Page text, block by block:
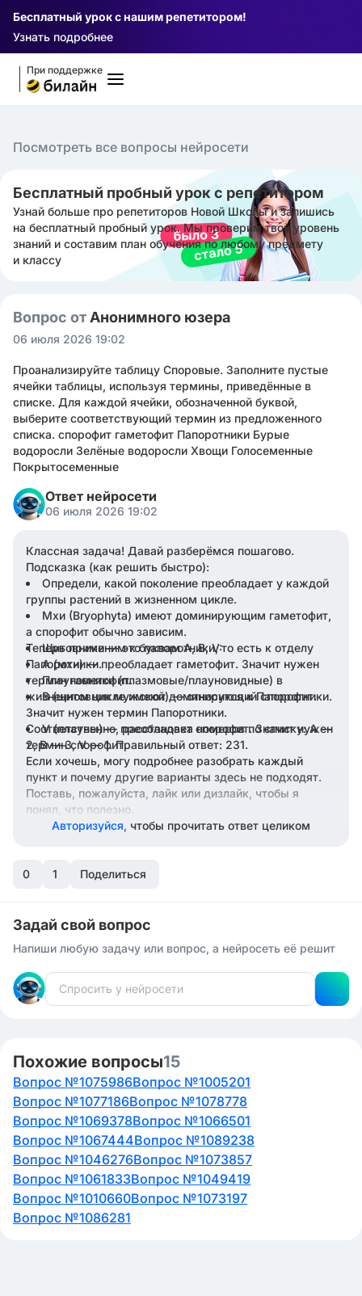
Бесплатный урок с нашим репетитором!
Узнать подробнее
При поддержке
Посмотреть все вопросы нейросети
Бесплатный пробный урок с репетитором
Узнай больше про репетиторов Новой Школы и запишись
на бесплатный пробный урок. Мы проверим твой уровень
знаний и составим план обучения по любому предмету
и классу
Вопрос от Анонимного юзера
06 июля 2026 19:02
Проанализируйте таблицу Споровые. Заполните пустые
ячейки таблицы, используя термины, приведённые в
списке. Для каждой ячейки, обозначенной буквой,
выберите соответствующий термин из предложенного
списка. спорофит гаметофит Папоротники Бурые
водоросли Зелёные водоросли Хвощи Голосеменные
Покрытосеменные
Ответ нейросети
06 июля 2026 19:02
Классная задача! Давай разберёмся пошагово.
Подсказка (как решить быстро):
Определи, какой поколение преобладает у каждой
группы растений в жизненном цикле.
Мхи (Bryophyta) имеют доминирующим гаметофит,
а спорофит обычно зависим.
Щитовники — это папоротники, то есть к отделу
Папоротники.
Плауновники (плазмовые/плауновидные) в
жизненном цикле имеют доминирующий спорофит.
Теперь применим к буквам A, B, V:
A (мхи) — преобладает гаметофит. Значит нужен
термин гаметофит.
B (щитовник мужской) — относится к Папоротники.
Значит нужен термин Папоротники.
V (плауны) — преобладает спорофит. Значит нужен
термин спорофит.
Соответственно, расстановка номеров по списку: A —
2, B — 3, V — 1. Правильный ответ: 231.
Если хочешь, могу подробнее разобрать каждый
пункт и почему другие варианты здесь не подходят.
Поставь, пожалуйста, лайк или дизлайк, чтобы я
понял, что полезно.
Авторизуйся, чтобы прочитать ответ целиком
0 1 Поделиться
Задай свой вопрос
Напиши любую задачу или вопрос, а нейросеть её решит
Похожие вопросы15
Вопрос №1075986Вопрос №1005201
Вопрос №1077186Вопрос №1078778
Вопрос №1069378Вопрос №1066501
Вопрос №1067444Вопрос №1089238
Вопрос №1046276Вопрос №1073857
Вопрос №1061833Вопрос №1049419
Вопрос №1010660Вопрос №1073197
Вопрос №1086281